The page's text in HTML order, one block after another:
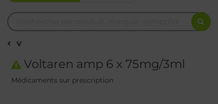
V
Voltaren amp 6 x 75mg/3ml
Médicaments sur prescription